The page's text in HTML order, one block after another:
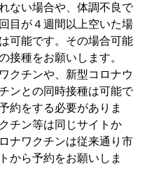
ない場合や、体調不良で
目が４週間以上空いた場
可能です。その場合可能
接種をお願いします。
クチンや、新型コロナウ
ンとの同時接種は可能で
約をする必要がありま
チン等は同じサイトか
ナワクチンは従来通り市
から予約をお願いしま